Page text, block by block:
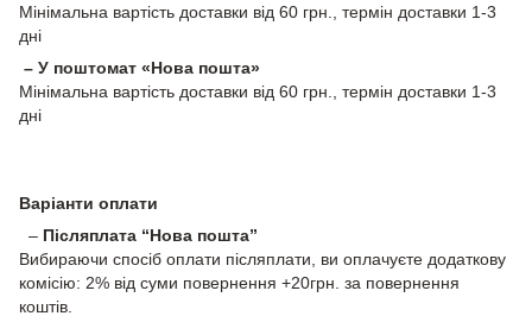
Мінімальна вартість доставки від 60 грн., термін доставки 1-3
дні
– У поштомат «Нова пошта»
Мінімальна вартість доставки від 60 грн., термін доставки 1-3
дні
Варіанти оплати
– Післяплата “Нова пошта”
Вибираючи спосіб оплати післяплати, ви оплачуєте додаткову
комісію: 2% від суми повернення +20грн. за повернення
коштів.